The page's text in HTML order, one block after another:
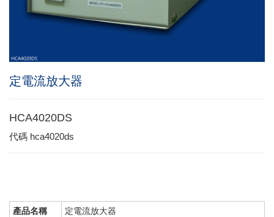
定電流放大器
HCA4020DS
代碼 hca4020ds
產品名稱 定電流放大器